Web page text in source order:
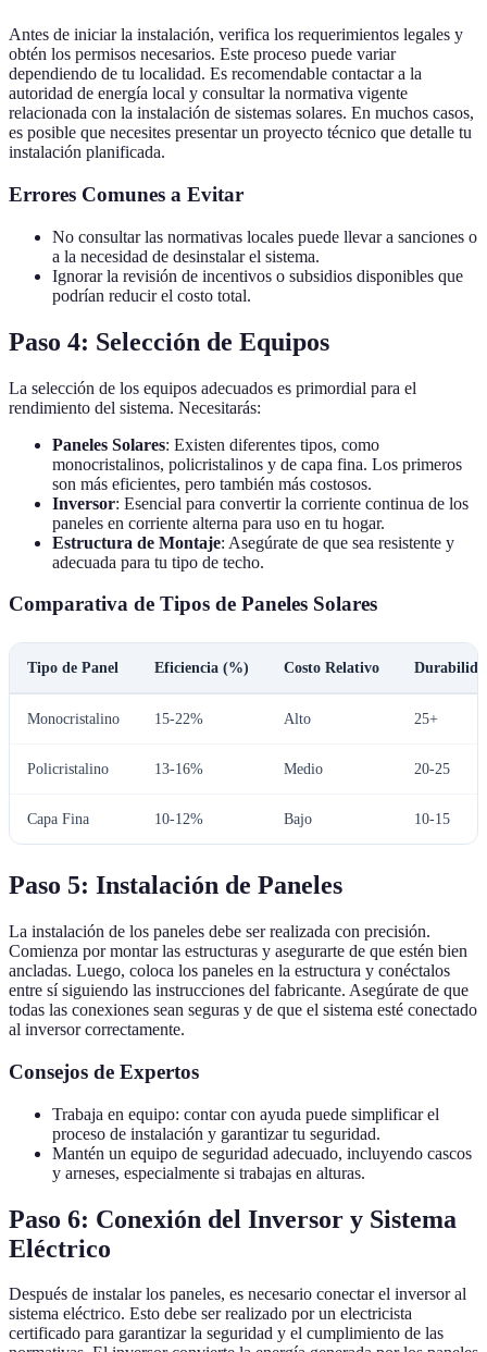
Antes de iniciar la instalación, verifica los requerimientos legales y
obtén los permisos necesarios. Este proceso puede variar
dependiendo de tu localidad. Es recomendable contactar a la
autoridad de energía local y consultar la normativa vigente
relacionada con la instalación de sistemas solares. En muchos casos,
es posible que necesites presentar un proyecto técnico que detalle tu
instalación planificada.
Errores Comunes a Evitar
No consultar las normativas locales puede llevar a sanciones o
a la necesidad de desinstalar el sistema.
Ignorar la revisión de incentivos o subsidios disponibles que
podrían reducir el costo total.
Paso 4: Selección de Equipos
La selección de los equipos adecuados es primordial para el
rendimiento del sistema. Necesitarás:
Paneles Solares: Existen diferentes tipos, como
monocristalinos, policristalinos y de capa fina. Los primeros
son más eficientes, pero también más costosos.
Inversor: Esencial para convertir la corriente continua de los
paneles en corriente alterna para uso en tu hogar.
Estructura de Montaje: Asegúrate de que sea resistente y
adecuada para tu tipo de techo.
Comparativa de Tipos de Paneles Solares
Tipo de Panel Eficiencia (%) Costo Relativo
Monocristalino 15-22% Alto 25+
Policristalino 13-16% Medio 20-25
Capa Fina 10-12% Bajo 10-15
Paso 5: Instalación de Paneles
La instalación de los paneles debe ser realizada con precisión.
Comienza por montar las estructuras y asegurarte de que estén bien
ancladas. Luego, coloca los paneles en la estructura y conéctalos
entre sí siguiendo las instrucciones del fabricante. Asegúrate de que
todas las conexiones sean seguras y de que el sistema esté conectado
al inversor correctamente.
Consejos de Expertos
Trabaja en equipo: contar con ayuda puede simplificar el
proceso de instalación y garantizar tu seguridad.
Mantén un equipo de seguridad adecuado, incluyendo cascos
y arneses, especialmente si trabajas en alturas.
Paso 6: Conexión del Inversor y Sistema
Eléctrico
Después de instalar los paneles, es necesario conectar el inversor al
sistema eléctrico. Esto debe ser realizado por un electricista
certificado para garantizar la seguridad y el cumplimiento de las